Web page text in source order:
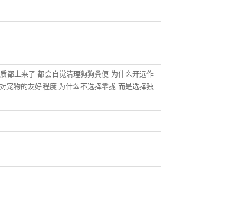
都上来了 都会自觉清理狗狗粪便 为什么开远作
宠物的友好程度 为什么不选择靠拢 而是选择独